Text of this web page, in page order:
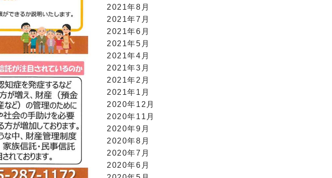
2021年8月
2021年7月
2021年6月
2021年5月
2021年4月
2021年3月
2021年2月
2021年1月
2020年12月
2020年11月
2020年9月
2020年8月
2020年7月
2020年6月